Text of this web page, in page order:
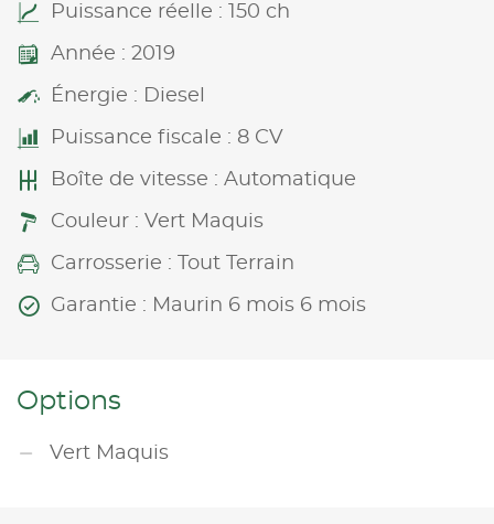
Puissance réelle : 150 ch
Année : 2019
Énergie : Diesel
Puissance fiscale : 8 CV
Boîte de vitesse : Automatique
Couleur : Vert Maquis
Carrosserie : Tout Terrain
Garantie : Maurin 6 mois 6 mois
Options
Vert Maquis